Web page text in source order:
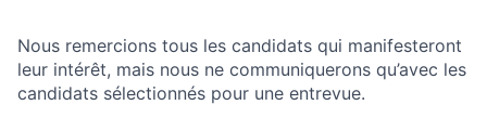
Nous remercions tous les candidats qui manifesteront
leur intérêt, mais nous ne communiquerons qu’avec les
candidats sélectionnés pour une entrevue.